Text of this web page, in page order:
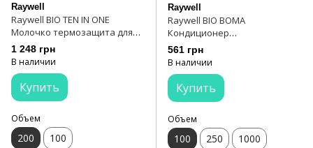
Raywell
Raywell BIO TEN IN ONE
Молочко термозащита для
волос 10 в 1 200 мл
1 248 грн
В наличии
Купить
Объем
200 100
Raywell
Raywell BIO BOMA
Кондиционер
разглаживающий 100 мл
561 грн
В наличии
Купить
Объем
100 250 1000